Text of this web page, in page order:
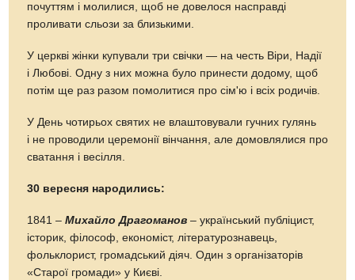
почуттям і молилися, щоб не довелося насправді
проливати сльози за близькими.
У церкві жінки купували три свічки — на честь Віри, Надії
і Любові. Одну з них можна було принести додому, щоб
потім ще раз разом помолитися про сім'ю і всіх родичів.
У День чотирьох святих не влаштовували гучних гулянь
і не проводили церемонії вінчання, але домовлялися про
сватання і весілля.
30 вересня народились:
1841 –Михайло Драгоманов – український публіцист,
історик, філософ, економіст, літературознавець,
фольклорист, громадський діяч. Один з організаторів
«Старої громади» у Києві.